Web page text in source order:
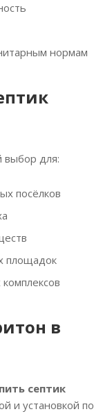
нормам
для:
посёлков
площадок
в
септик
и установкой по